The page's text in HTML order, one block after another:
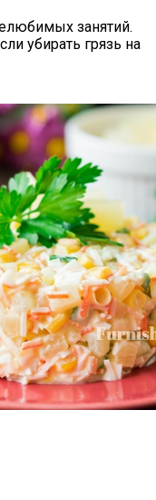
занятий.
убирать грязь на